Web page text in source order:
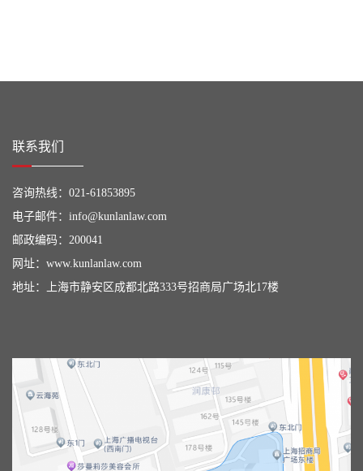
联系我们
咨询热线： 021-61853895
电子邮件： info@kunlanlaw.com
邮政编码：200041
网址： www.kunlanlaw.com
地址：上海市静安区成都北路333号招商局广场北17楼